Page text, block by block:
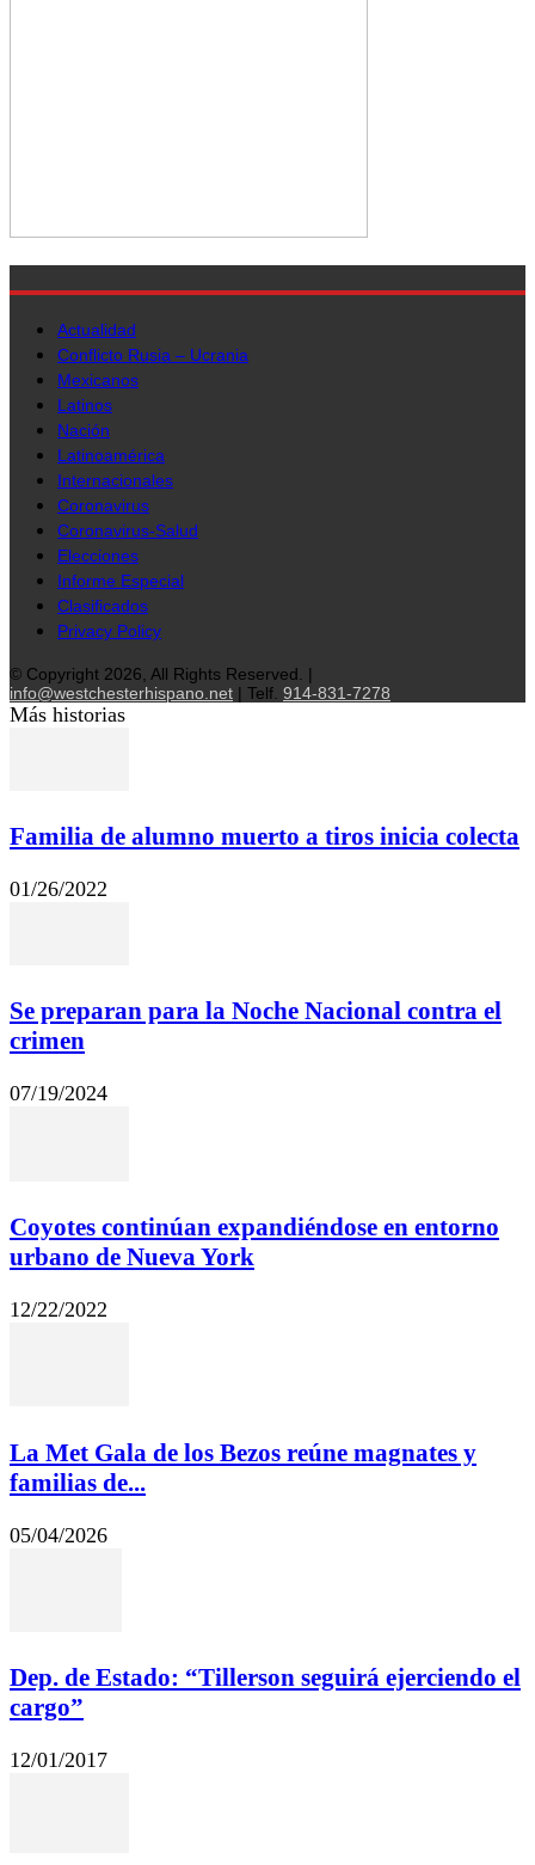
Actualidad
Conflicto Rusia – Ucrania
Mexicanos
Latinos
Nación
Latinoamérica
Internacionales
Coronavirus
Coronavirus-Salud
Elecciones
Informe Especial
Clasificados
Privacy Policy
© Copyright 2026, All Rights Reserved. |
info@westchesterhispano.net | Telf. 914-831-7278
Más historias
Familia de alumno muerto a tiros inicia colecta
01/26/2022
Se preparan para la Noche Nacional contra el
crimen
07/19/2024
Coyotes continúan expandiéndose en entorno
urbano de Nueva York
12/22/2022
La Met Gala de los Bezos reúne magnates y
familias de...
05/04/2026
Dep. de Estado: “Tillerson seguirá ejerciendo el
cargo”
12/01/2017